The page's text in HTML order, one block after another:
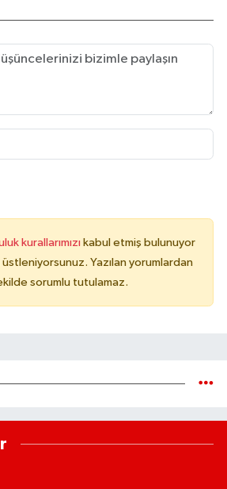
kurallarımızı kabul etmiş bulunuyor
Yazılan yorumlardan
sorumlu tutulamaz.